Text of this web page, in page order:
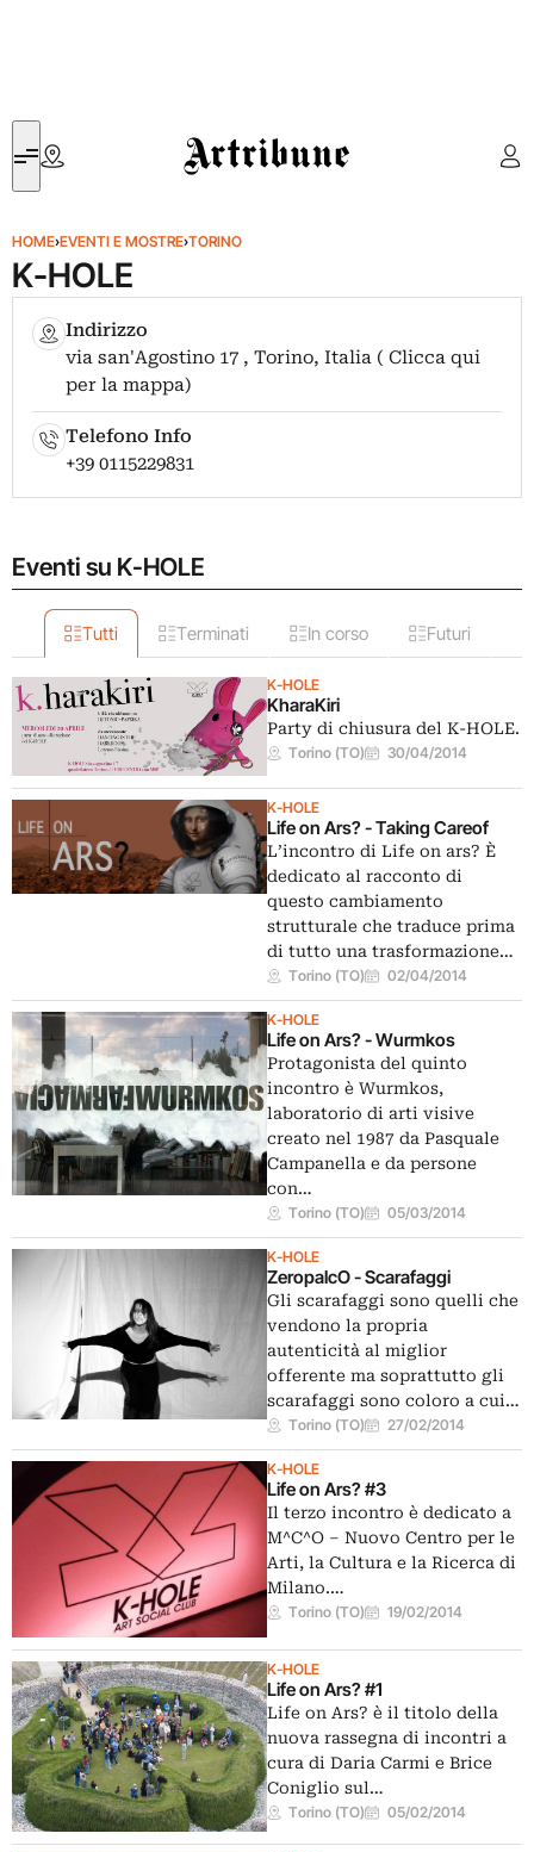
Artribune
HOME›EVENTI E MOSTRE›TORINO
K-HOLE
Indirizzo
via san'Agostino 17 , Torino, Italia ( Clicca qui
per la mappa)
Telefono Info
+39 0115229831
Eventi su K-HOLE
Tutti Terminati In corso Futuri
K-HOLE
KharaKiri
Party di chiusura del K-HOLE.
Torino (TO) 30/04/2014
K-HOLE
Life on Ars? - Taking Careof
L’incontro di Life on ars? È
dedicato al racconto di
questo cambiamento
strutturale che traduce prima
di tutto una trasformazione…
Torino (TO) 02/04/2014
K-HOLE
Life on Ars? - Wurmkos
Protagonista del quinto
incontro è Wurmkos,
laboratorio di arti visive
creato nel 1987 da Pasquale
Campanella e da persone
con…
Torino (TO) 05/03/2014
K-HOLE
ZeropalcO - Scarafaggi
Gli scarafaggi sono quelli che
vendono la propria
autenticità al miglior
offerente ma soprattutto gli
scarafaggi sono coloro a cui…
Torino (TO) 27/02/2014
K-HOLE
Life on Ars? #3
Il terzo incontro è dedicato a
M^C^O – Nuovo Centro per le
Arti, la Cultura e la Ricerca di
Milano.…
Torino (TO) 19/02/2014
K-HOLE
Life on Ars? #1
Life on Ars? è il titolo della
nuova rassegna di incontri a
cura di Daria Carmi e Brice
Coniglio sul…
Torino (TO) 05/02/2014